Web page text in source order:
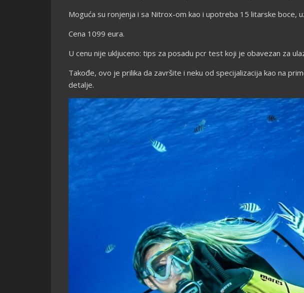
Moguća su ronjenja i sa Nitrox-om kao i upotreba 15 litarske boce,
Cena 1099 eura.
U cenu nije ukljuceno: tips za posadu pcr test koji je obavezan za
Takođe, ovo je prilika da završite i neku od specijalizacija kao na
detalje.